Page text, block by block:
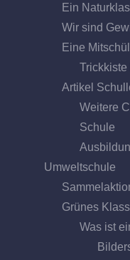
Ein
Wir sind
Eine
Trickkiste
Artikel
Weitere
Schule
Umweltschule
Grünes
Was ist